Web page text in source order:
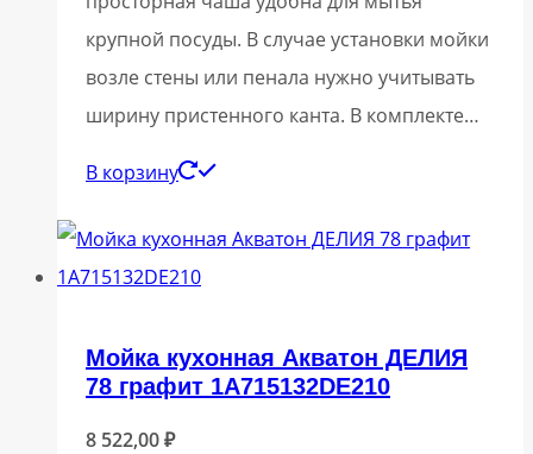
крупной посуды. В случае установки мойки
возле стены или пенала нужно учитывать
ширину пристенного канта. В комплекте…
В корзину
Мойка кухонная Акватон ДЕЛИЯ
78 графит 1A715132DE210
8 522,00₽